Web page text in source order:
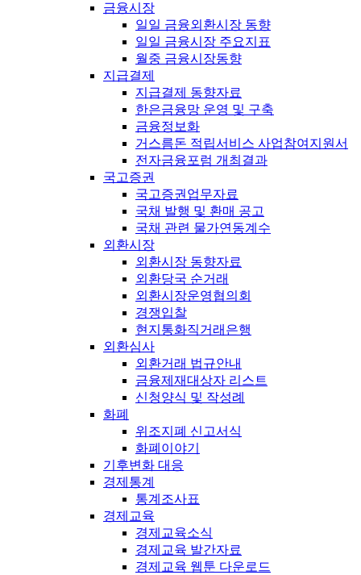
금융시장
일일 금융외환시장 동향
일일 금융시장 주요지표
월중 금융시장동향
지급결제
지급결제 동향자료
한은금융망 운영 및 구축
금융정보화
거스름돈 적립서비스 사업참여지원서
전자금융포럼 개최결과
국고증권
국고증권업무자료
국채 발행 및 환매 공고
국채 관련 물가연동계수
외환시장
외환시장 동향자료
외환당국 순거래
외환시장운영협의회
경쟁입찰
현지통화직거래은행
외환심사
외환거래 법규안내
금융제재대상자 리스트
신청양식 및 작성례
화폐
위조지폐 신고서식
화폐이야기
기후변화 대응
경제통계
통계조사표
경제교육
경제교육소식
경제교육 발간자료
경제교육 웹툰 다운로드